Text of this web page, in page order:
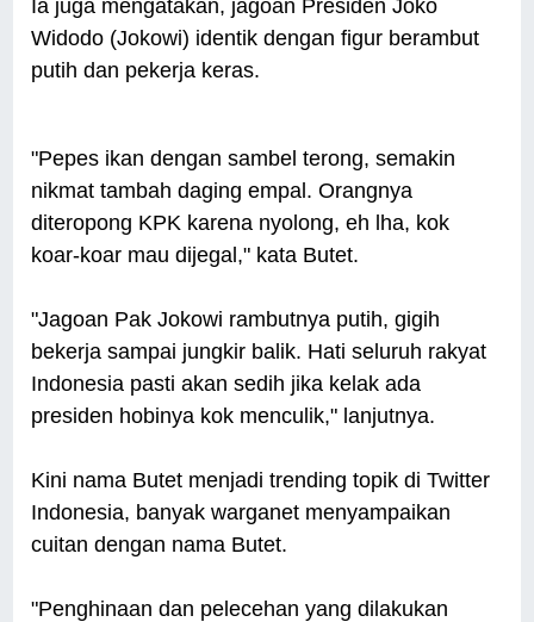
Ia juga mengatakan, jagoan Presiden Joko
Widodo (Jokowi) identik dengan figur berambut
putih dan pekerja keras.
"Pepes ikan dengan sambel terong, semakin
nikmat tambah daging empal. Orangnya
diteropong KPK karena nyolong, eh lha, kok
koar-koar mau dijegal," kata Butet.
"Jagoan Pak Jokowi rambutnya putih, gigih
bekerja sampai jungkir balik. Hati seluruh rakyat
Indonesia pasti akan sedih jika kelak ada
presiden hobinya kok menculik," lanjutnya.
Kini nama Butet menjadi trending topik di Twitter
Indonesia, banyak warganet menyampaikan
cuitan dengan nama Butet.
"Penghinaan dan pelecehan yang dilakukan